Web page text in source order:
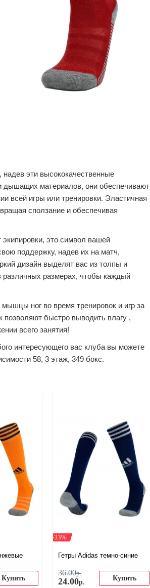
эти высококачественные
дышащих материалов, они обеспечивают
всей игры или тренировки. Эластичная
сползание и обеспечивая
это символ вашей
поддержку, надев их на матч,
дизайн выделят вас из толпы и
размерах, чтобы каждый
ног во время тренировок и игр за
позволяют быстро выводить влагу ,
всего занятия!
интересующего вас клуба вы можете
58, 3 этаж, 349 бокс.
Купить
-33%
Гетры Adidas темно-синие
36.00р.
24.00р. Купить